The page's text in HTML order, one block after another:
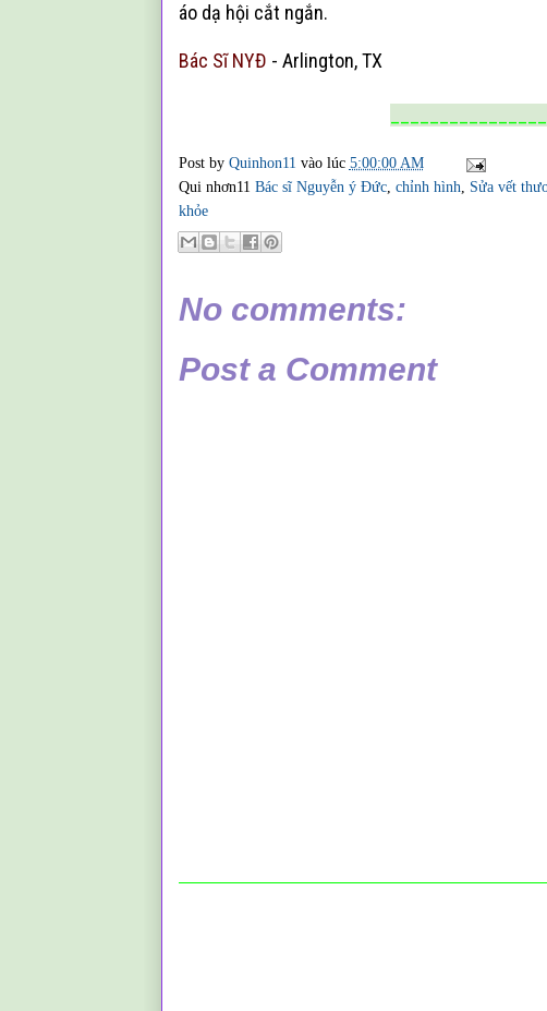
áo dạ hội cắt ngắn.
Bác Sĩ NYĐ - Arlington, TX
Post by Quinhon11 vào lúc 5:00:00 AM
Qui nhơn11 Bác sĩ Nguyễn ý Đức, chỉnh hình, Sửa vết
khỏe
No comments:
Post a Comment